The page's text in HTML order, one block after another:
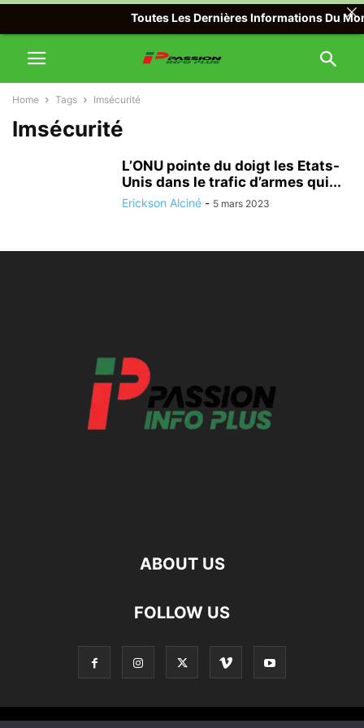
Home Tags Imsécurité
Imsécurité
L’ONU pointe du doigt les Etats-
Unis dans le trafic d’armes qui...
Erickson Alciné - 5 mars 2023
ABOUT US
FOLLOW US
Toutes Les Dernières Informations Du